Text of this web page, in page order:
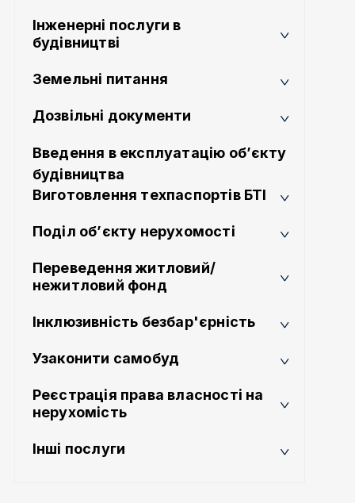
Інженерні послуги в
будівництві
Земельні питання
Дозвільні документи
Введення в експлуатацію об’єкту
будівництва
Виготовлення техпаспортів БТІ
Поділ об’єкту нерухомості
Переведення житловий/
нежитловий фонд
Інклюзивність безбар'єрність
Узаконити самобуд
Реєстрація права власності на
нерухомість
Інші послуги